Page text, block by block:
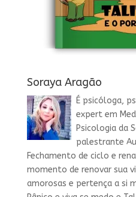
Soraya Aragão
É psicóloga,
expert em
Psicologia da
palestrante
Fechamento de ciclo e
momento de renovar sua
amorosas e pertença a si